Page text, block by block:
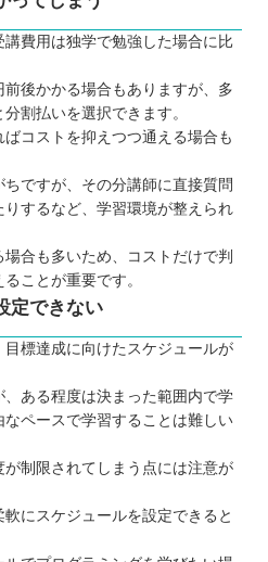
費用は独学で勉強した場合に比
後かかる場合もありますが、多
割払いを選択できます。
コストを抑えつつ通える場合も
ですが、その分講師に直接質問
するなど、学習環境が整えられ
合も多いため、コストだけで判
ことが重要です。
定できない
標達成に向けたスケジュールが
ある程度は決まった範囲内で学
ペースで学習することは難しい
制限されてしまう点には注意が
にスケジュールを設定できると